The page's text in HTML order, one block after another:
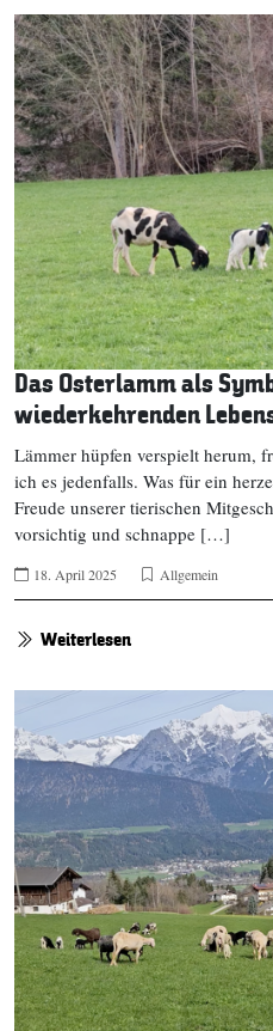
Das Osterlamm als
wiederkehrenden
Lämmer hüpfen verspielt herum,
ich es jedenfalls. Was für ein
Freude unserer tierischen
vorsichtig und schnappe […]
18. April 2025 Allgemein
Weiterlesen